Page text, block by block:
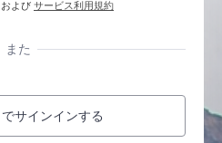
よびサービス利用規約
また
サインインする